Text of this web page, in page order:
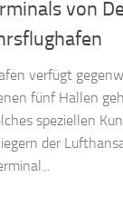
von
verfügt
fünf Hallen
speziellen
der